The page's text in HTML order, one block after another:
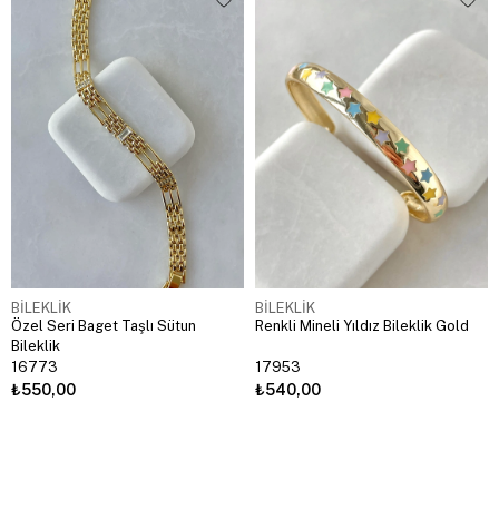
BİLEKLİK
Özel Seri Baget Taşlı Sütun
Bileklik
16773
₺550,00
BİLEKLİK
Renkli Mineli Yıldız Bileklik Gold
17953
₺540,00